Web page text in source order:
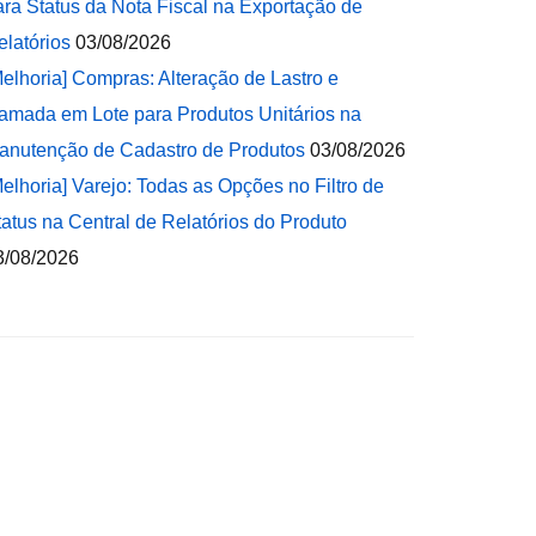
Status da Nota Fiscal na Exportação de
03/08/2026
Compras: Alteração de Lastro e
em Lote para Produtos Unitários na
de Cadastro de Produtos 03/08/2026
Varejo: Todas as Opções no Filtro de
na Central de Relatórios do Produto
08/2026